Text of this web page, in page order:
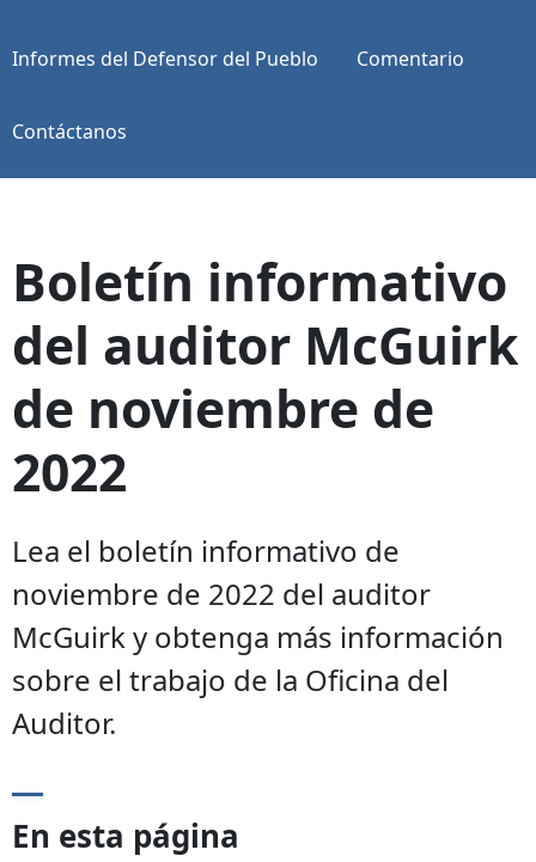
Informes del Defensor del Pueblo Comentario
Contáctanos
Boletín informativo
del auditor McGuirk
de noviembre de
2022
Lea el boletín informativo de
noviembre de 2022 del auditor
McGuirk y obtenga más información
sobre el trabajo de la Oficina del
Auditor.
En esta página